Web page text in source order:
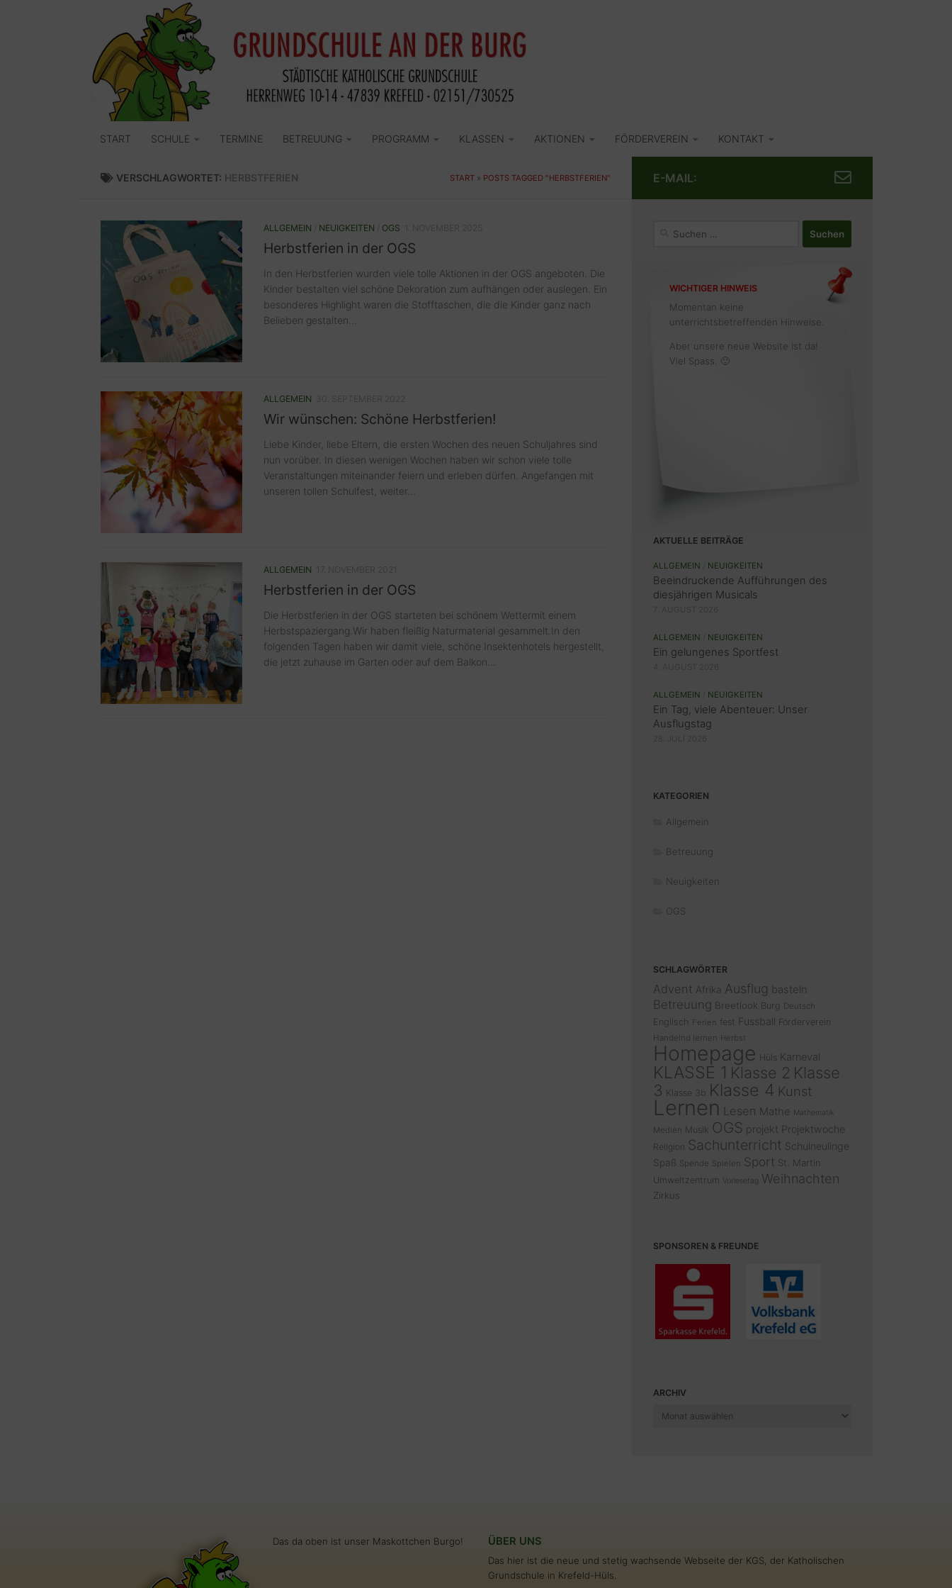
START SCHULE TERMINE BETREUUNG PROGRAMM KLASSEN AKTIONEN FÖRDERVEREIN KONTAKT
VERSCHLAGWORTET: HERBSTFERIEN START » POSTS TAGGED "HERBSTFERIEN"
ALLGEMEIN NEUIGKEITEN OGS
Herbstferien in der OGS
In den Herbstferien wurden viele tolle Aktionen in der OGS angeboten. Die
Kinder bestalten viel schöne Dekoration zum aufhängen oder auslegen. Ein
besonderes Highlight waren die Stofftaschen, die die Kinder ganz nach
Belieben gestalten...
ALLGEMEIN
Wir wünschen: Schöne Herbstferien!
Liebe Kinder, liebe Eltern, die ersten Wochen des neuen Schuljahres sind
nun vorüber. In diesen wenigen Wochen haben wir schon viele tolle
Veranstaltungen miteinander feiern und erleben dürfen. Angefangen mit
unseren tollen Schulfest, weiter...
ALLGEMEIN
Herbstferien in der OGS
Die Herbstferien in der OGS starteten bei schönem Wettermit einem
Herbstspaziergang.Wir haben fleißig Naturmaterial gesammelt.In den
folgenden Tagen haben wir damit viele, schöne Insektenhotels hergestellt,
die jetzt zuhause im Garten oder auf dem Balkon...
E-MAIL:
WICHTIGER HINWEIS
Momentan keine
unterrichtsbetreffenden Hinweise.
Aber unsere neue Website ist da!
Viel Spass. 🙂
AKTUELLE BEITRÄGE
ALLGEMEIN NEUIGKEITEN
Beeindruckende Aufführungen des
diesjährigen Musicals
ALLGEMEIN NEUIGKEITEN
Ein gelungenes Sportfest
ALLGEMEIN NEUIGKEITEN
Ein Tag, viele Abenteuer: Unser
Ausflugstag
KATEGORIEN
Allgemein
Betreuung
Neuigkeiten
OGS
SCHLAGWÖRTER
Advent Afrika Ausflug basteln
Betreuung Breetlook Burg Deutsch
Englisch Ferien fest Fussball Förderverein
Handelnd lernen Herbst
Homepage Hüls Karneval
KLASSE 1 Klasse 2 Klasse
3 Klasse 3b Klasse 4 Kunst
Lernen Lesen Mathe Mathematik
Medien Musik OGS projekt Projektwoche
Religion Sachunterricht Schulneulinge
Spaß Spende Spielen Sport St. Martin
Umweltzentrum Vorlesetag Weihnachten
Zirkus
SPONSOREN & FREUNDE
ARCHIV
Archiv
Das da oben ist unser Maskottchen Burgo! ÜBER UNS
Das hier ist die neue und stetig wachsende Webseite der KGS, der Katholischen
Grundschule in Krefeld-Hüls.